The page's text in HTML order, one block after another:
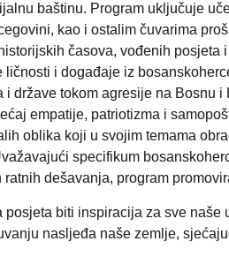
baštinu. Program uključuje
kao i ostalim čuvarima
časova, vođenih
i događaje iz
i države tokom agresije na Bosnu
empatije, patriotizma i
oblika koji u svojim temama
specifikum
dešavanja, program
posjeta biti inspiracija za sve
nasljeđa naše zemlje,